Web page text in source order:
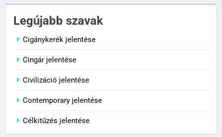
Céltudatos jelentése
8
Centenárium jelentése
1
Legújabb szavak
Cigánykerék jelentése
Cingár jelentése
Civilizáció jelentése
Contemporary jelentése
Célkitűzés jelentése